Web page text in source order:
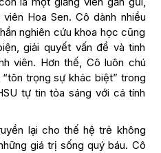
Hoa Sen. Cô dành nhiều
nghiên cứu khoa học cũng
giải quyết vấn đề và tinh
viên. Hơn thế, Cô luôn chú
trọng sự khác biệt” trong
tự tin tỏa sáng với cá tính
lại cho thế hệ trẻ không
giá trị sống quý báu. Cô